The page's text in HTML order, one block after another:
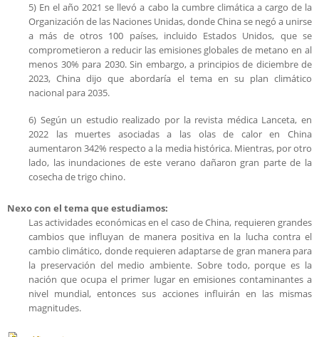
5) En el año 2021 se llevó a cabo la cumbre climática a cargo de la
Organización de las Naciones Unidas, donde China se negó a unirse
a más de otros 100 países, incluido Estados Unidos, que se
comprometieron a reducir las emisiones globales de metano en al
menos 30% para 2030. Sin embargo, a principios de diciembre de
2023, China dijo que abordaría el tema en su plan climático
nacional para 2035.
6) Según un estudio realizado por la revista médica Lanceta, en
2022 las muertes asociadas a las olas de calor en China
aumentaron 342% respecto a la media histórica. Mientras, por otro
lado, las inundaciones de este verano dañaron gran parte de la
cosecha de trigo chino.
Nexo con el tema que estudiamos:
Las actividades económicas en el caso de China, requieren grandes
cambios que influyan de manera positiva en la lucha contra el
cambio climático, donde requieren adaptarse de gran manera para
la preservación del medio ambiente. Sobre todo, porque es la
nación que ocupa el primer lugar en emisiones contaminantes a
nivel mundial, entonces sus acciones influirán en las mismas
magnitudes.